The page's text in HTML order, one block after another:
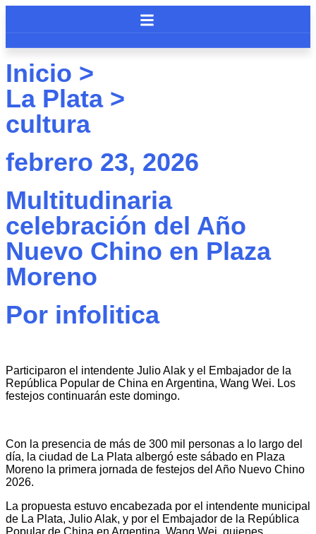
Inicio >
La Plata>
cultura
febrero 23, 2026
Multitudinaria
celebración del Año
Nuevo Chino en Plaza
Moreno
Por infolitica
Participaron el intendente Julio Alak y el Embajador de la
República Popular de China en Argentina, Wang Wei. Los
festejos continuarán este domingo.
Con la presencia de más de 300 mil personas a lo largo del
día, la ciudad de La Plata albergó este sábado en Plaza
Moreno la primera jornada de festejos del Año Nuevo Chino
2026.
La propuesta estuvo encabezada por el intendente municipal
de La Plata, Julio Alak, y por el Embajador de la República
Popular de China en Argentina, Wang Wei, quienes